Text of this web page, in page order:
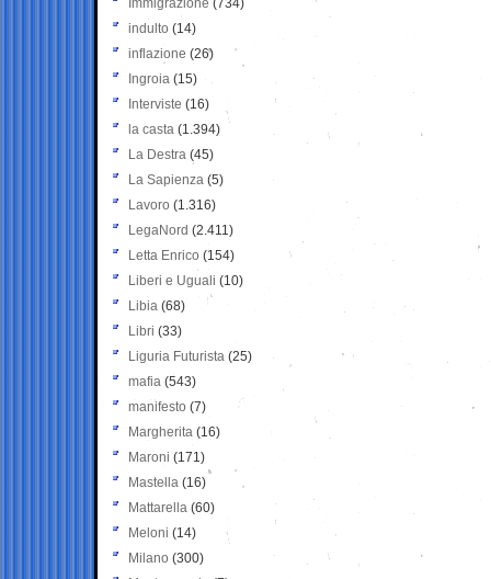
Immigrazione (734)
indulto (14)
inflazione (26)
Ingroia (15)
Interviste (16)
la casta (1.394)
La Destra (45)
La Sapienza (5)
Lavoro (1.316)
LegaNord (2.411)
Letta Enrico (154)
Liberi e Uguali (10)
Libia (68)
Libri (33)
Liguria Futurista (25)
mafia (543)
manifesto (7)
Margherita (16)
Maroni (171)
Mastella (16)
Mattarella (60)
Meloni (14)
Milano (300)